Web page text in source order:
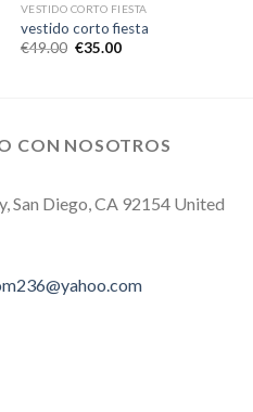
VESTIDO CORTO FIESTA
vestido corto fiesta
€49.00 €35.00
CON NOSOTROS
San Diego, CA 92154 United